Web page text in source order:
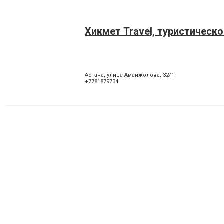
Хикмет Travel,
Астана, улица Аманжолова, 32/1
+7781879734